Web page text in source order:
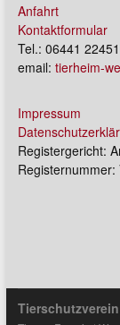
Anfahrt
Kontaktformular
Tel.: 06441 22451
email: tierheim-
Impressum
Registergericht:
Registernummer: